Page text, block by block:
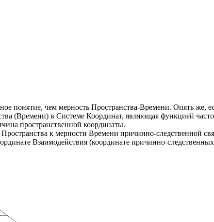
понятие, чем мерность Пространства-Времени. Опять же,
(Времени) в Системе Координат, являющая функцией
пространственной координаты.
к мерности Времени причинно-следственной
Взаимодействия (координате причинно-следственных